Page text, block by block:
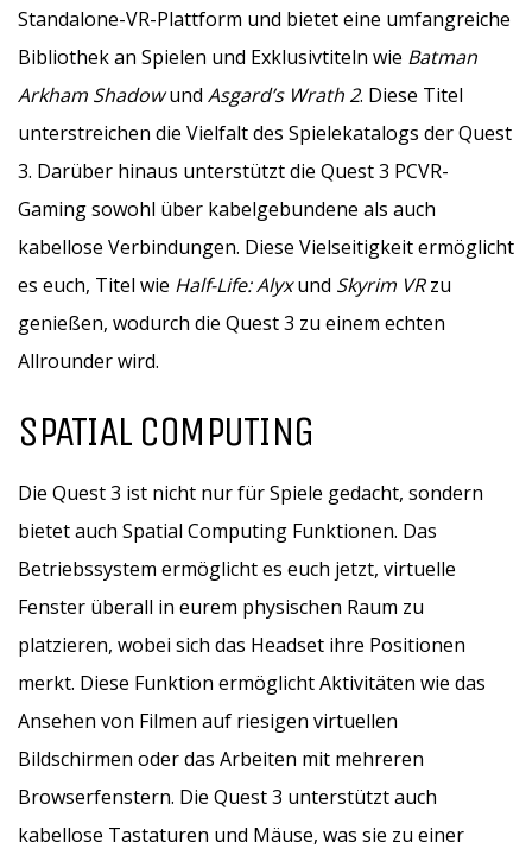
Standalone-VR-Plattform und bietet eine umfangreiche
Bibliothek an Spielen und Exklusivtiteln wie Batman
Arkham Shadowund Asgard’s Wrath 2. Diese Titel
unterstreichen die Vielfalt des Spielekatalogs der Quest
3. Darüber hinaus unterstützt die Quest 3 PCVR-
Gaming sowohl über kabelgebundene als auch
kabellose Verbindungen. Diese Vielseitigkeit ermöglicht
es euch, Titel wie Half-Life: Alyxund Skyrim VRzu
genießen, wodurch die Quest 3 zu einem echten
Allrounder wird.
SPATIAL COMPUTING
Die Quest 3 ist nicht nur für Spiele gedacht, sondern
bietet auch Spatial Computing Funktionen. Das
Betriebssystem ermöglicht es euch jetzt, virtuelle
Fenster überall in eurem physischen Raum zu
platzieren, wobei sich das Headset ihre Positionen
merkt. Diese Funktion ermöglicht Aktivitäten wie das
Ansehen von Filmen auf riesigen virtuellen
Bildschirmen oder das Arbeiten mit mehreren
Browserfenstern. Die Quest 3 unterstützt auch
kabellose Tastaturen und Mäuse, was sie zu einer